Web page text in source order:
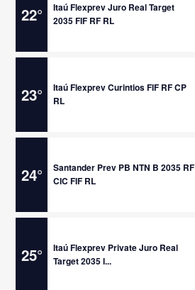
22°
Itaú Flexprev Juro Real Target
2035 FIF RF RL
23°
Itaú Flexprev Curintios FIF RF CP
RL
24°
Santander Prev PB NTN B 2035 RF
CIC FIF RL
25°
Itaú Flexprev Private Juro Real
Target 2035 I...